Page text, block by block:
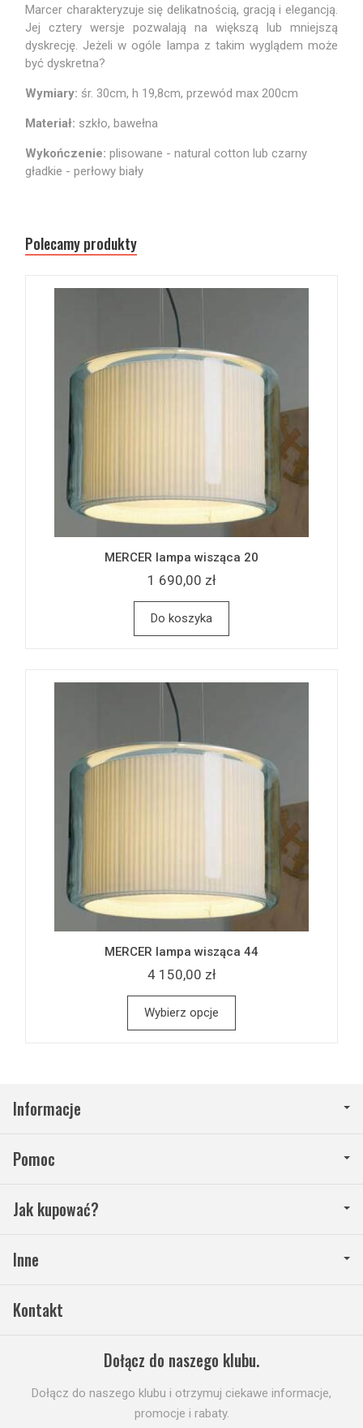
Marcer charakteryzuje się delikatnością, gracją i elegancją.
Jej cztery wersje pozwalają na większą lub mniejszą
dyskrecję. Jeżeli w ogóle lampa z takim wyglądem może
być dyskretna?
Wymiary: śr. 30cm, h 19,8cm, przewód max 200cm
Materiał: szkło, bawełna
Wykończenie: plisowane - natural cotton lub czarny
gładkie - perłowy biały
Polecamy produkty
MERCER lampa wisząca 20
1 690,00 zł
Do koszyka
MERCER lampa wisząca 44
4 150,00 zł
Wybierz opcje
Informacje
Pomoc
Jak kupować?
Inne
Kontakt
Dołącz do naszego klubu.
Dołącz do naszego klubu i otrzymuj ciekawe informacje,
promocje i rabaty.